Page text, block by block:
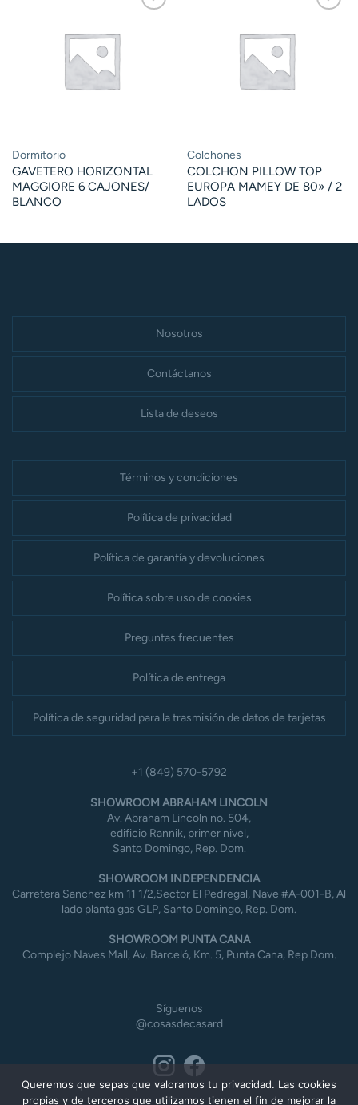
Dormitorio
GAVETERO HORIZONTAL
MAGGIORE 6 CAJONES/
BLANCO
Colchones
COLCHON PILLOW TOP
EUROPA MAMEY DE 80» / 2
LADOS
Nosotros
Contáctanos
Lista de deseos
Términos y condiciones
Política de privacidad
Política de garantía y devoluciones
Política sobre uso de cookies
Preguntas frecuentes
Política de entrega
Política de seguridad para la trasmisión de datos de tarjetas
+1 (849) 570-5792
SHOWROOM ABRAHAM LINCOLN
Av. Abraham Lincoln no. 504,
edificio Rannik, primer nivel,
Santo Domingo, Rep. Dom.
SHOWROOM INDEPENDENCIA
Carretera Sanchez km 11 1/2,Sector El Pedregal, Nave #A-001-B, Al
lado planta gas GLP, Santo Domingo, Rep. Dom.
SHOWROOM PUNTA CANA
Complejo Naves Mall, Av. Barceló, Km. 5, Punta Cana, Rep Dom.
Síguenos
@cosasdecasard
Queremos que sepas que valoramos tu privacidad. Las cookies
propias y de terceros que utilizamos tienen el fin de mejorar la